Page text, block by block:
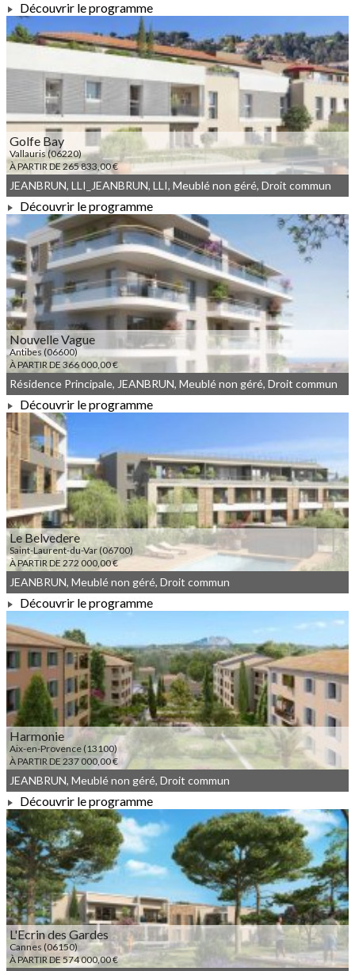
À PARTIR DE 139 000,00 €
Découvrir le programme
Golfe Bay
Vallauris (06220)
À PARTIR DE 265 833,00 €
À PARTIR DE 265 833,00 €
JEANBRUN, LLI_JEANBRUN, LLI, Meublé non géré, Droit commun
Découvrir le programme
Nouvelle Vague
Antibes (06600)
À PARTIR DE 366 000,00 €
À PARTIR DE 366 000,00 €
Résidence Principale, JEANBRUN, Meublé non géré, Droit commun
Découvrir le programme
Le Belvedere
Saint-Laurent-du-Var (06700)
À PARTIR DE 272 000,00 €
À PARTIR DE 272 000,00 €
JEANBRUN, Meublé non géré, Droit commun
Découvrir le programme
Harmonie
Aix-en-Provence (13100)
À PARTIR DE 237 000,00 €
À PARTIR DE 237 000,00 €
JEANBRUN, Meublé non géré, Droit commun
Découvrir le programme
L'Ecrin des Gardes
Cannes (06150)
À PARTIR DE 574 000,00 €